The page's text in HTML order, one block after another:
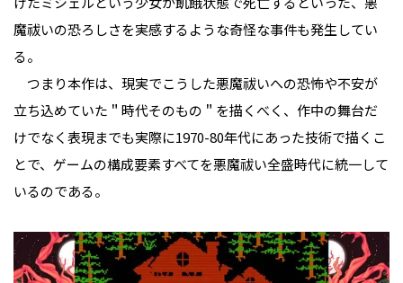
魔祓いの恐ろしさを実感するような奇怪な事件も発生してい
る。
つまり本作は、現実でこうした悪魔祓いへの恐怖や不安が
立ち込めていた＂時代そのもの＂を描くべく、作中の舞台だ
けでなく表現までも実際に1970-80年代にあった技術で描くこ
とで、ゲームの構成要素すべてを悪魔祓い全盛時代に統一して
いるのである。